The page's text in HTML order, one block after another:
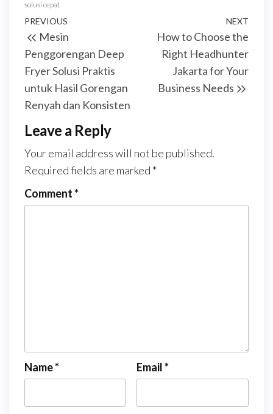
solusi cepat
Post
navigation
Previous
Post
PREVIOUS
Mesin
Penggorengan Deep
Fryer Solusi Praktis
untuk Hasil Gorengan
Renyah dan Konsisten
NEXT
How to Choose the
Right Headhunter
Jakarta for Your
Business Needs
Leave a Reply
Your email address will not be published.
Required fields are marked *
Comment*
Name* Email*